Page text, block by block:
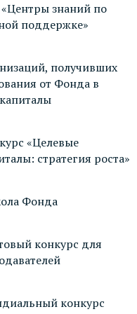
знаний по
поддержке»
получивших
от Фонда в
«Целевые
стратегия роста»
Фонда
конкурс для
конкурс